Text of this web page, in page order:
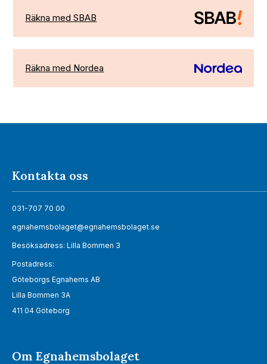
Räkna med SBAB
Räkna med Nordea
Kontakta oss
031-707 70 00
egnahemsbolaget@egnahemsbolaget.se
Besöksadress: Lilla Bommen 3
Postadress:
Göteborgs Egnahems AB
Lilla Bommen 3A
411 04 Göteborg
Om Egnahemsbolaget